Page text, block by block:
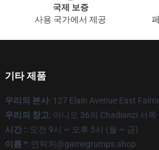
국제 보증
사용 국가에서 제공
기타 제품
우리의 본사: 127 Elain Avenue East
우리의 창고: 아니오 36의 Chadianzi 서쪽
시간 :: 오전 9시 ~ 오후 5시 (월 ~ 금)
이름 *: 연락처@gamegrumps.shop